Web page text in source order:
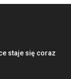
staje się coraz